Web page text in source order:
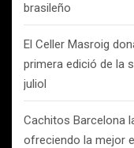
brasileño
El Celler Masroig
primera edició de la
juliol
Cachitos Barcelona
ofreciendo la mejor